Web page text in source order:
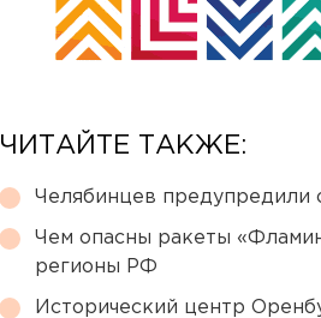
ЧИТАЙТЕ ТАКЖЕ:
Челябинцев предупредили
Чем опасны ракеты
регионы РФ
Исторический центр